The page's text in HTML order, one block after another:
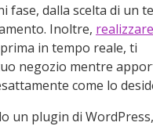
dalla scelta di un
Inoltre, realizzare
in tempo reale, ti
negozio mentre
come lo
un plugin di